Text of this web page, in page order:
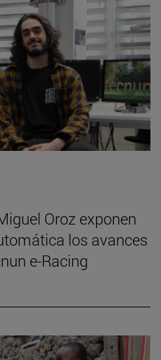
Oroz exponen
los avances
e-Racing